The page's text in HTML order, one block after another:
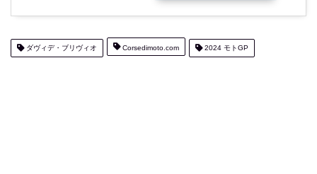
ダヴィデ・ブリヴィオ Corsedimoto.com 2024 モトGP